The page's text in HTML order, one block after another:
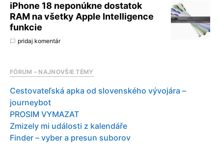
iPhone 18 neponúkne dostatok
RAM na všetky Apple Intelligence
funkcie
pridaj komentár
FÓRUM – NAJNOVŠIE TÉMY
Cestovateľská apka od slovenského vývojára –
journeybot
PROSIM VYMAZAT
Zmizely mi události z kalendáře
Finder – vyber a presun suborov